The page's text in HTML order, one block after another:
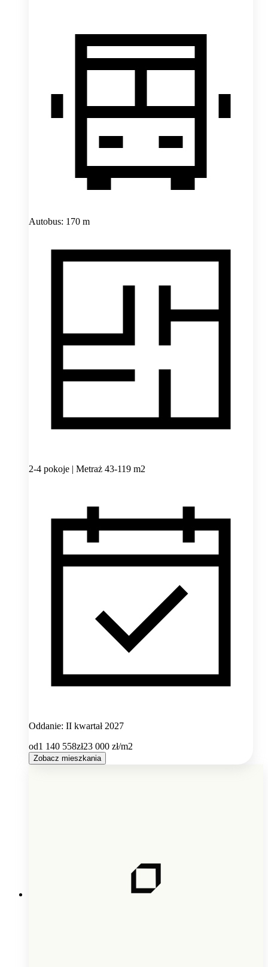
Autobus: 170 m
2-4 pokoje | Metraż 43-119 m2
Oddanie: II kwartał 2027
od1 140 558zł23 000 zł/m2
Zobacz mieszkania